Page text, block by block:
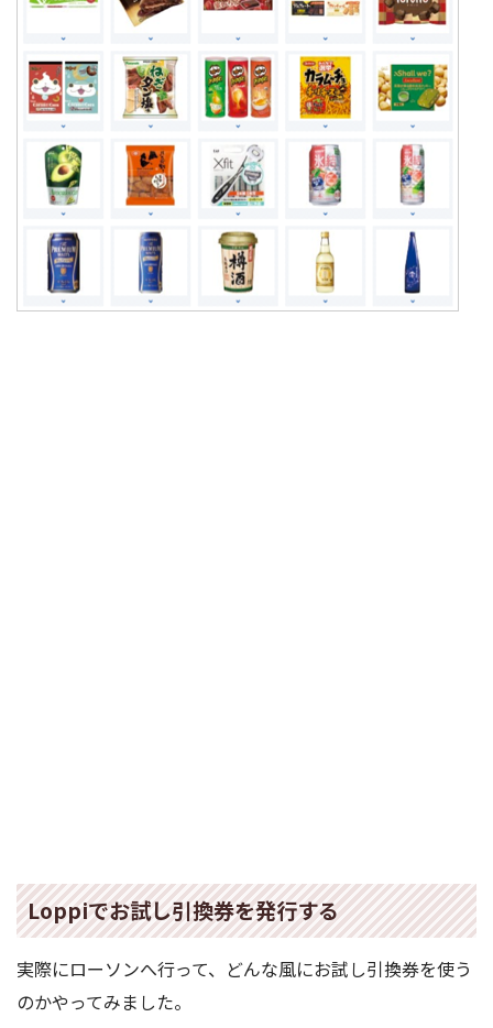
Loppiでお試し引換券を発行する
実際にローソンへ行って、どんな風にお試し引換券を使う
のかやってみました。